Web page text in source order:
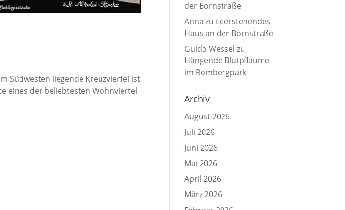
Südwesten liegende Kreuzviertel ist
eines der beliebtesten Wohnviertel
der Bornstraße
Anna zu Leerstehendes
Haus an der Bornstraße
Guido Wessel zu
Hängende Blutpflaume
im Rombergpark
Archiv
August 2026
Juli 2026
Juni 2026
Mai 2026
April 2026
März 2026